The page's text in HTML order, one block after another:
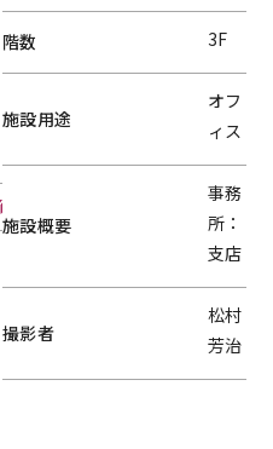
階数 3F
施設用途
オフ
ィス
施設概要
事務
所：
支店
撮影者
松村
芳治